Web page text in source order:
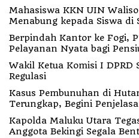
Mahasiswa KKN UIN
Menabung kepada Siswa di
Berpindah Kantor ke Fogi, PT MDP Siap
Pelayanan Nyata bagi
Wakil Ketua Komisi I DPRD
Regulasi
Kasus Pembunuhan di
Terungkap, Begini
Kapolda Maluku Utara Tegaskan
Anggota Bekingi Segala